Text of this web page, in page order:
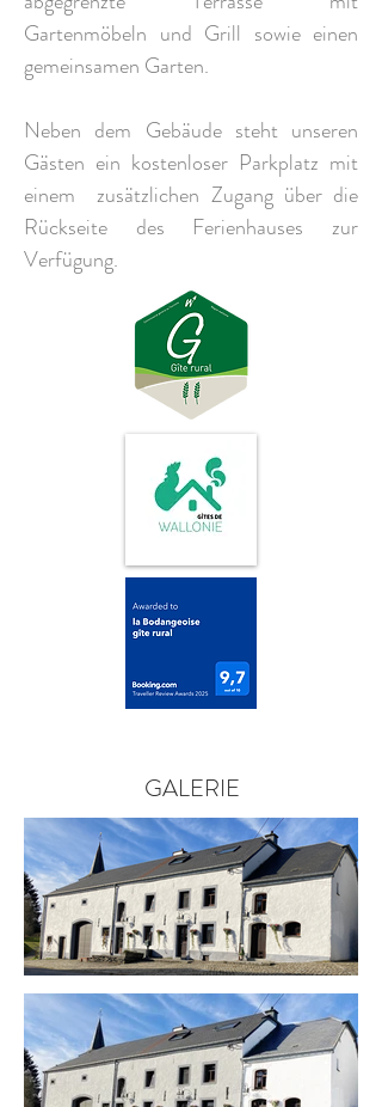
Gartenmöbeln und Grill sowie einen
gemeinsamen Garten.
Neben dem Gebäude steht unseren
Gästen ein kostenloser Parkplatz mit
einem zusätzlichen Zugang über die
Rückseite des Ferienhauses zur
Verfügung.
GALERIE